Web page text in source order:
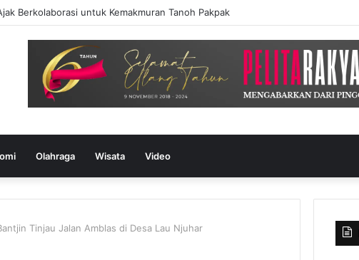
Berkolaborasi untuk Kemakmuran Tanoh Pakpak
Olahraga Wisata Video
Tinjau Jalan Amblas di Desa Lau Njuhar